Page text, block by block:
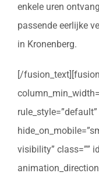
enkele uren
passende eerlijke
in Kronenberg.
[/
rule_style=”default”
visibility” class=””